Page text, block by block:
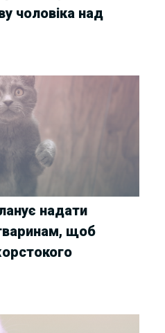
чоловіка над
надати
щоб